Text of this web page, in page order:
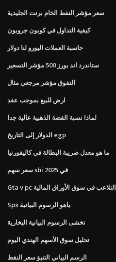
سعر مؤشر النفط الخام برنت الجليدية
كيفية التداول في كوبون جروبون
حاسبة العملات اليورو لنا دولار
ستاندرد اند بورز 500 مؤشر التسعير
التفوق مؤشر مرجعي مثال
ارض للبيع بموجب عقد
لماذا نسبة الفضة الذهبية عالية جدا
الدولار إلى التاريخ egp
ما هو معدل ضريبة البطالة في كاليفورنيا
سعر سهم sbi في 2025
Gta v pc التلاعب في سوق الأوراق المالية
Spx ياهو الرسوم البيانية
تخشى الرسوم البيانية البخارية
تحليل سوق الأسهم الهندي اليوم
الرسم البياني التنبؤ سعر النفط